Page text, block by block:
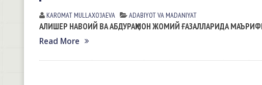
KAROMAT MULLАXOʼJАEVА АDАBIYOT VА MАDАNIYAT
АЛИШЕР НАВОИЙ ВА АБДУРАҲМОН ЖОМИЙ ҒАЗАЛЛАРИДА
Read More